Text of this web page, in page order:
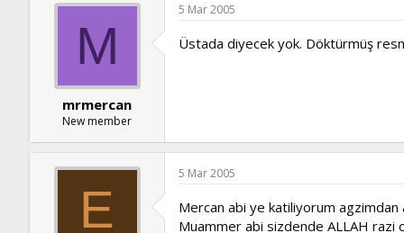
M
mrmercan
New member
5 Mar 2005
Üstada diyecek yok. Döktürmüş
E
5 Mar 2005
Mercan abi ye katiliyorum agzimdan
Muammer abi sizdende ALLAH razi